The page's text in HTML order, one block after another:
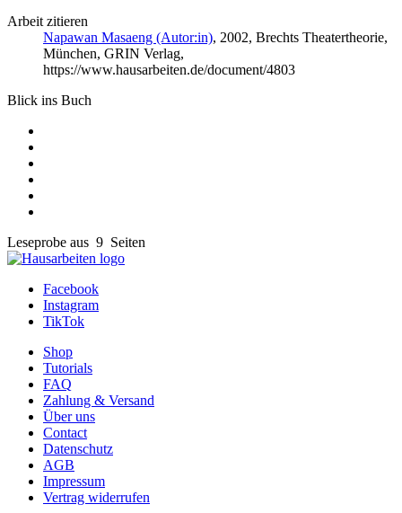
Arbeit zitieren
Napawan Masaeng (Autor:in), 2002, Brechts Theatertheorie,
München, GRIN Verlag,
https://www.hausarbeiten.de/document/4803
Blick ins Buch
Leseprobe aus 9 Seiten
Facebook
Instagram
TikTok
Shop
Tutorials
FAQ
Zahlung & Versand
Über uns
Contact
Datenschutz
AGB
Impressum
Vertrag widerrufen